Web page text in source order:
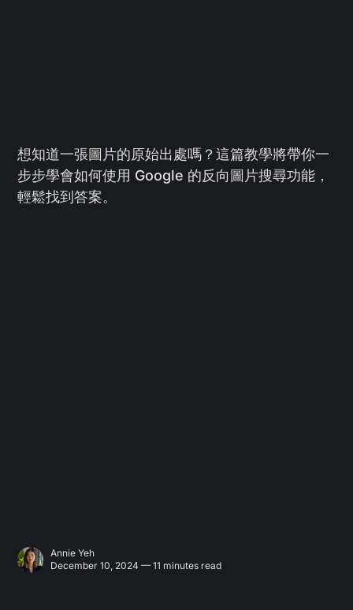
想知道一張圖片的原始出處嗎？這篇教學將帶你一
步步學會如何使用 Google 的反向圖片搜尋功能，
輕鬆找到答案。
Annie Yeh
December 10, 2024 — 11 minutes read